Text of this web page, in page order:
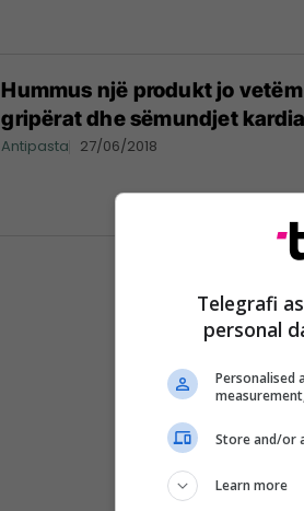
Hummus një produkt jo
gripërat dhe sëmundjet
Antipasta 27/06/2018
Telegrafi
personal
Personalised
Store and/or
Learn more